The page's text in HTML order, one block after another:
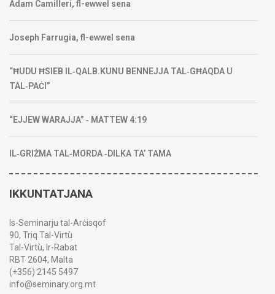
Adam Camilleri, fl-ewwel sena
Joseph Farrugia, fl-ewwel sena
“ĦUDU ĦSIEB IL‑QALB.KUNU BENNEJJA TAL‑GĦAQDA U
TAL‑PAĊI”
“EJJEW WARAJJA” ‑ MATTEW 4:19
IL‑GRIŻMA TAL‑MORDA ‑DILKA TA’ TAMA
IKKUNTATJANA
Is-Seminarju tal-Arċisqof
90, Triq Tal-Virtù
Tal-Virtù, Ir-Rabat
RBT 2604, Malta
(+356) 2145 5497
info@seminary.org.mt